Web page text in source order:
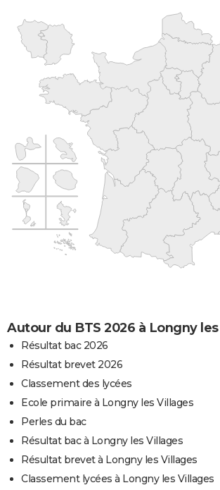
Autour du BTS 2026 à Longny
Résultat bac 2026
Résultat brevet 2026
Classement des lycées
Ecole primaire à Longny les Villages
Perles du bac
Résultat bac à Longny les Villages
Résultat brevet à Longny les Villages
Classement lycées à Longny les Villages